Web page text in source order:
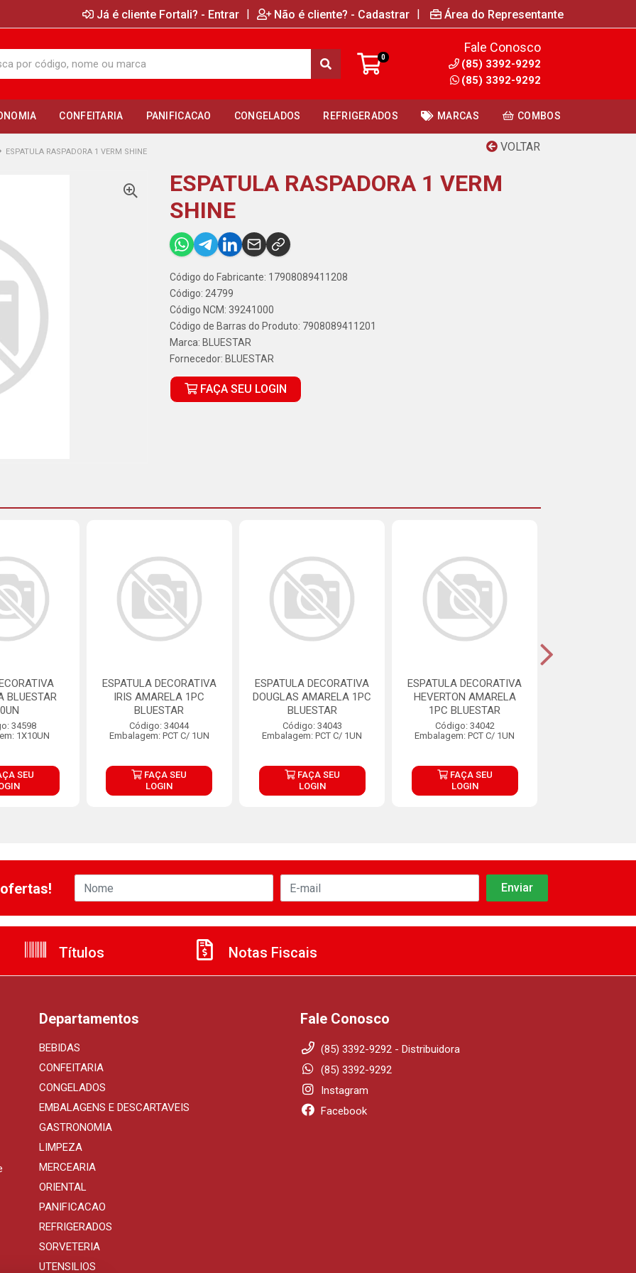
Já é cliente Fortali? - Entrar | Não é cliente? - Cadastrar | Área do Representante
0
Fale Conosco
(85) 3392-9292
(85) 3392-9292
CONFEITARIA PANIFICACAO CONGELADOS REFRIGERADOS MARCAS COMBOS
VOLTAR
ESPATULA RASPADORA 1 VERM SHINE
ESPATULA RASPADORA 1 VERM
SHINE
Código do Fabricante: 17908089411208
Código: 24799
Código NCM: 39241000
Código de Barras do Produto: 7908089411201
Marca: BLUESTAR
Fornecedor: BLUESTAR
FAÇA SEU LOGIN
BLUESTAR
34598
1X10UN
SEU
ESPATULA DECORATIVA
IRIS AMARELA 1PC
BLUESTAR
Código: 34044
Embalagem: PCT C/ 1UN
FAÇA SEU
LOGIN
ESPATULA DECORATIVA
DOUGLAS AMARELA 1PC
BLUESTAR
Código: 34043
Embalagem: PCT C/ 1UN
FAÇA SEU
LOGIN
ESPATULA DECORATIVA
HEVERTON AMARELA
1PC BLUESTAR
Código: 34042
Embalagem: PCT C/ 1UN
FAÇA SEU
LOGIN
Títulos Notas Fiscais
Departamentos
BEBIDAS
CONFEITARIA
CONGELADOS
EMBALAGENS E DESCARTAVEIS
GASTRONOMIA
LIMPEZA
MERCEARIA
ORIENTAL
PANIFICACAO
REFRIGERADOS
SORVETERIA
UTENSILIOS
Fale Conosco
(85) 3392-9292 - Distribuidora
(85) 3392-9292
Instagram
Facebook